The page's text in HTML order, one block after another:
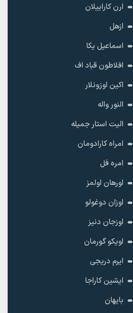
ارن کاراییلان
ازهل
اسماعیل یکا
افلاطون قباد اف
اکین اوزونلار
النور واله
الیت استار جمیله
امراه کارادومان
امره فل
اورهان اولمز
اوزان دوغولو
اوزجان دنیز
اویکو گورمان
ایرم دریجی
ایشین کاراجا
بایهان